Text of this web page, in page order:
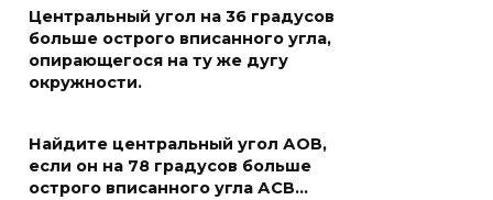
Центральный угол на 36 градусов
больше острого вписанного угла,
опирающегося на ту же дугу
окружности.
Найдите центральный угол АОВ,
если он на 78 градусов больше
острого вписанного угла АСВ…